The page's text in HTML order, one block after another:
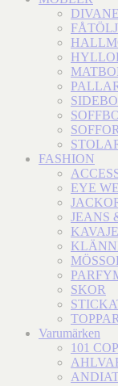
SOFFOR
FASHION
EYE
JEANS
SKOR
Varumärken
101